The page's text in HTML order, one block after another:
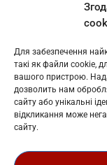
Для забезпечення
такі як файли cookie,
вашого пристрою.
дозволить нам
сайту або унікальні
відкликання може
сайту.
: L11-01410
: L11-01801
Косів: L11-01805
Гарасимів: L11-